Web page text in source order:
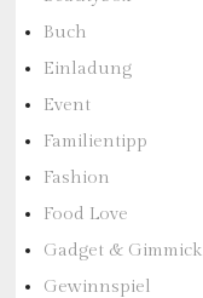
Buch
Einladung
Event
Familientipp
Fashion
Food Love
Gadget & Gimmick
Gewinnspiel